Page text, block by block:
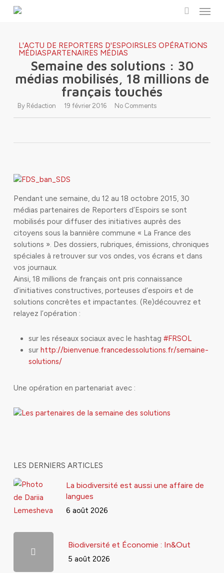
Menu
L'ACTU DE REPORTERS D'ESPOIRSLES OPÉRATIONS
MÉDIASPARTENAIRES MÉDIAS
Semaine des solutions : 30
médias mobilisés, 18 millions de
français touchés
By Rédaction 19 février 2016 No Comments
Pendant une semaine, du 12 au 18 octobre 2015, 30
médias partenaires de Reporters d’Espoirs se sont
mobilisés pour diffuser des initiatives auprès des
citoyens sous la bannière commune « La France des
solutions ». Des dossiers, rubriques, émissions, chroniques
spéciales à retrouver sur vos ondes, vos écrans et dans
vos journaux.
Ainsi, 18 millions de français ont pris connaissance
d’initiatives constructives, porteuses d’espoirs et de
solutions concrètes et impactantes. (Re)découvrez et
relayez l’opération :
sur les réseaux sociaux avec le hashtag #FRSOL
sur http://bienvenue.francedessolutions.fr/semaine-
solutions/
Une opération en partenariat avec :
LES DERNIERS ARTICLES
La biodiversité est aussi une affaire de
langues
6 août 2026
Biodiversité et Économie : In&Out
5 août 2026